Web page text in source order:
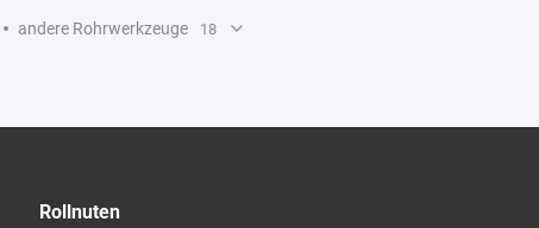
andere Rohrwerkzeuge 18
Rollnuten